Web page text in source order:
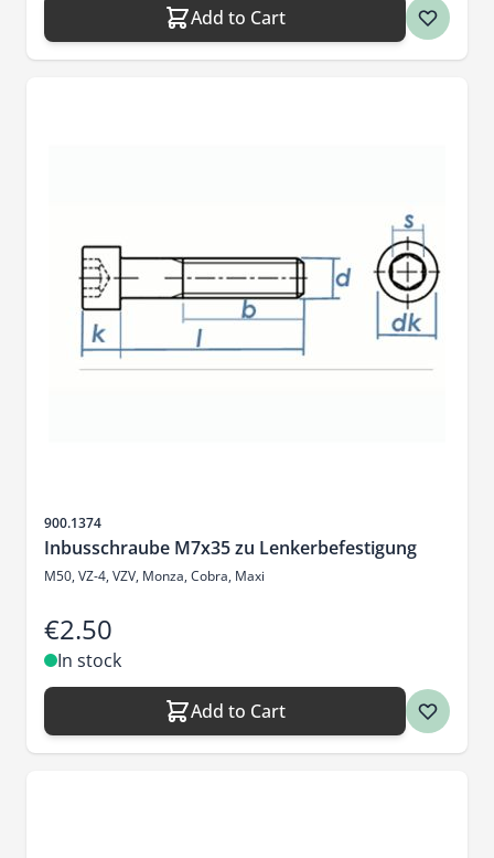
Add to Cart
Sku
900.1374
Inbusschraube M7x35 zu Lenkerbefestigung
M50, VZ-4, VZV, Monza, Cobra, Maxi
€2.50
In stock
Add to Cart